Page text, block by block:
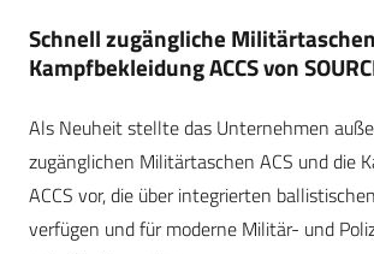
Schnell zugängliche
Kampfbekleidung ACCS von
Als Neuheit stellte das Unternehmen
zugänglichen Militärtaschen ACS und die
ACCS vor, die über integrierten
verfügen und für moderne Militär- und